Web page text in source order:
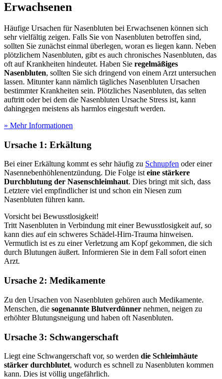
Erwachsenen
Häufige Ursachen für Nasenbluten bei Erwachsenen können sich
sehr vielfältig zeigen. Falls Sie von Nasenbluten betroffen sind,
sollten Sie zunächst einmal überlegen, woran es liegen kann. Neben
plötzlichem Nasenbluten, gibt es auch chronisches Nasenbluten, das
oft auf Krankheiten hindeutet. Haben Sie regelmäßiges
Nasenbluten, sollten Sie sich dringend von einem Arzt untersuchen
lassen. Mitunter kann nämlich tägliches Nasenbluten Ursachen
bestimmter Krankheiten sein. Plötzliches Nasenbluten, das selten
auftritt oder bei dem die Nasenbluten Ursache Stress ist, kann
dahingegen meistens als harmlos eingestuft werden.
» Mehr Informationen
Ursache 1: Erkältung
Bei einer Erkältung kommt es sehr häufig zu Schnupfen oder einer
Nasennebenhöhlenentzündung. Die Folge isteine stärkere
Durchblutung der Nasenschleimhaut. Dies bringt mit sich, dass
Letztere viel empfindlicher ist und schon ein Niesen zum
Nasenbluten führen kann.
Vorsicht bei Bewusstlosigkeit!
Tritt Nasenbluten in Verbindung mit einer Bewusstlosigkeit auf, so
kann dies auf ein schweres Schädel-Hirn-Trauma hinweisen.
Vermutlich ist es zu einer Verletzung am Kopf gekommen, die sich
durch Blutungen äußert. Informieren Sie in dem Fall sofort einen
Arzt.
Ursache 2: Medikamente
Zu den Ursachen von Nasenbluten gehören auch Medikamente.
Menschen, die sogenannte Blutverdünner nehmen, neigen zu
erhöhter Blutungsneigung und haben oft Nasenbluten.
Ursache 3: Schwangerschaft
Liegt eine Schwangerschaft vor, so werden die Schleimhäute
stärker durchblutet, wodurch es schnell zu Nasenbluten kommen
kann. Dies ist völlig ungefährlich.